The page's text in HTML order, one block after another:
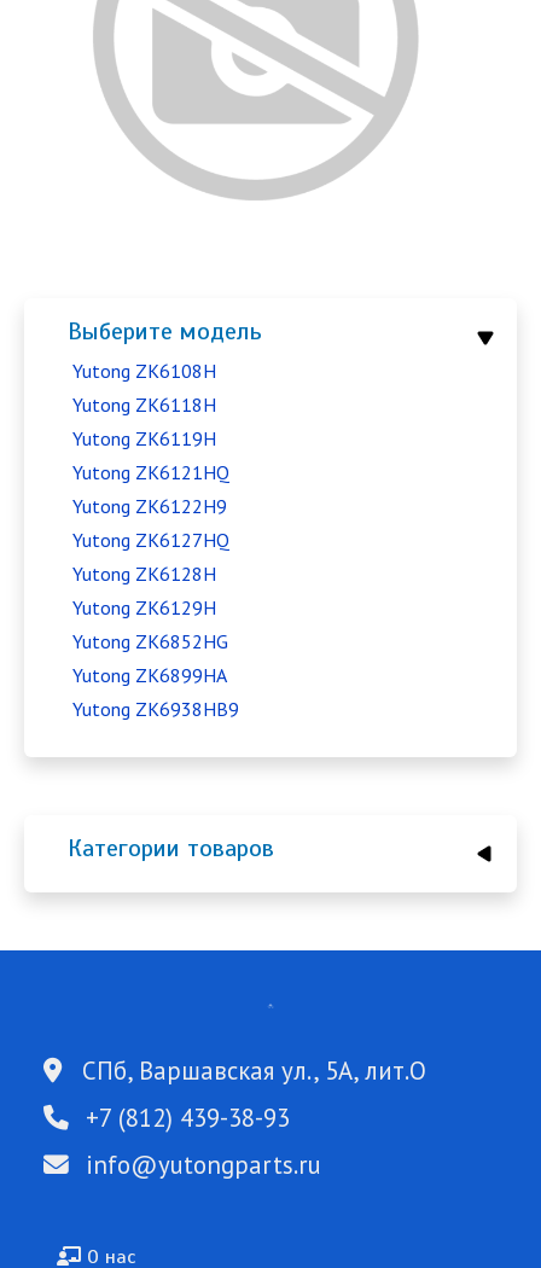
Выберите модель
Yutong ZK6108H
Yutong ZK6118H
Yutong ZK6119H
Yutong ZK6121HQ
Yutong ZK6122H9
Yutong ZK6127HQ
Yutong ZK6128H
Yutong ZK6129H
Yutong ZK6852HG
Yutong ZK6899HA
Yutong ZK6938HB9
Категории товаров
СПб, Варшавская ул., 5А, лит.О
+7 (812) 439-38-93
info@yutongparts.ru
Подвал
О нас